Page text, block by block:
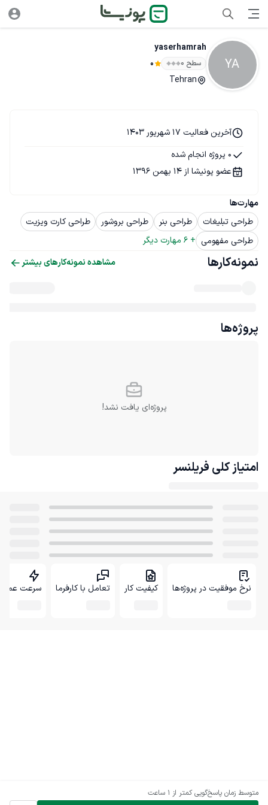
YA
yaserhamrah
سطح ۰ 0
Tehran
متوسط زمان پاسخ‌گویی کمتر از 1 ساعت
مهارت‌ها
طراحی تبلیغات
طراحی بنر طراحی بروشور
طراحی کارت ویزیت
طراحی مفهومی +
6 مهارت دیگر
آخرین فعالیت 17 شهریور 1403
0 پروژه انجام شده
عضو پونیشا از 14 بهمن 1396
نمونه‌کارها مشاهده نمونه‌کارهای بیشتر
پروژه‌ها
پروژه‌ای یافت نشد!
امتیاز کلی فریلنسر
نرخ موفقیت در پروژه‌ها کیفیت کار تعامل با کارفرما سرعت عمل